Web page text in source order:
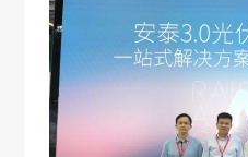
ニュース
お問い合わせ